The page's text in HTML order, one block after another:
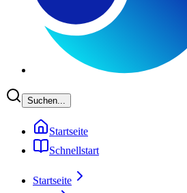
Suchen...
Startseite
Schnellstart
Startseite